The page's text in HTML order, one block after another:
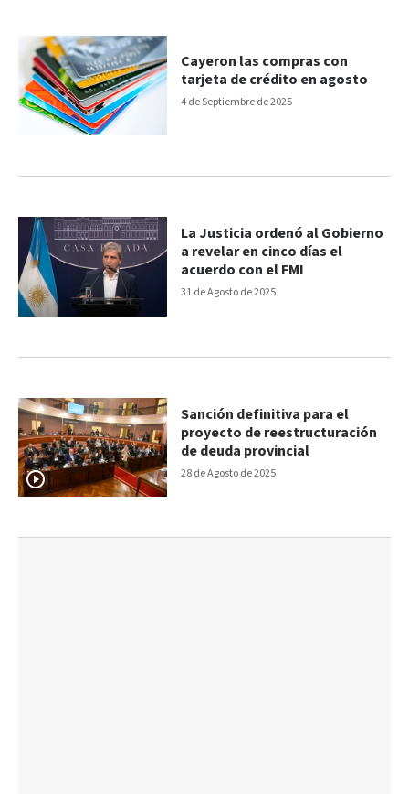
4 de Septiembre de 2025
Cayeron las compras con
tarjeta de crédito en agosto
31 de Agosto de 2025
La Justicia ordenó al Gobierno
a revelar en cinco días el
acuerdo con el FMI
28 de Agosto de 2025
Sanción definitiva para el
proyecto de reestructuración
de deuda provincial